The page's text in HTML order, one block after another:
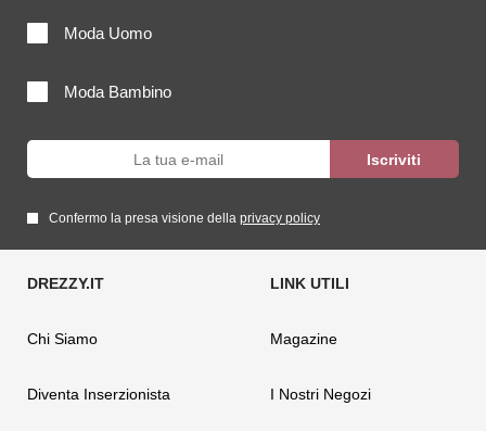
Moda Uomo
Moda Bambino
Confermo la presa visione della privacy policy
Chi Siamo
Diventa Inserzionista
Magazine
I Nostri Negozi